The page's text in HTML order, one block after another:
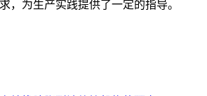
，为生产实践提供了一定的指导。